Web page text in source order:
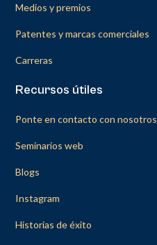
Medios y premios
Patentes y marcas comerciales
Carreras
Recursos útiles
Ponte en contacto con nosotros
Seminarios web
Blogs
Instagram
Historias de éxito